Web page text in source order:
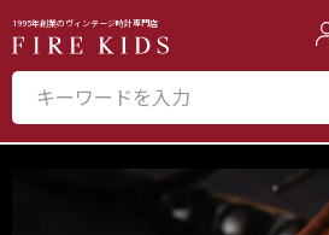
1995年創業のヴィンテージ時計専門店